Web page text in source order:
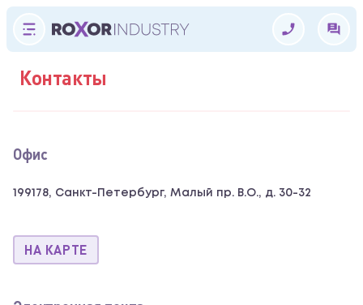
Контакты
Офис
199178, Санкт-Петербург, Малый пр. В.О., д. 30-32
НА КАРТЕ